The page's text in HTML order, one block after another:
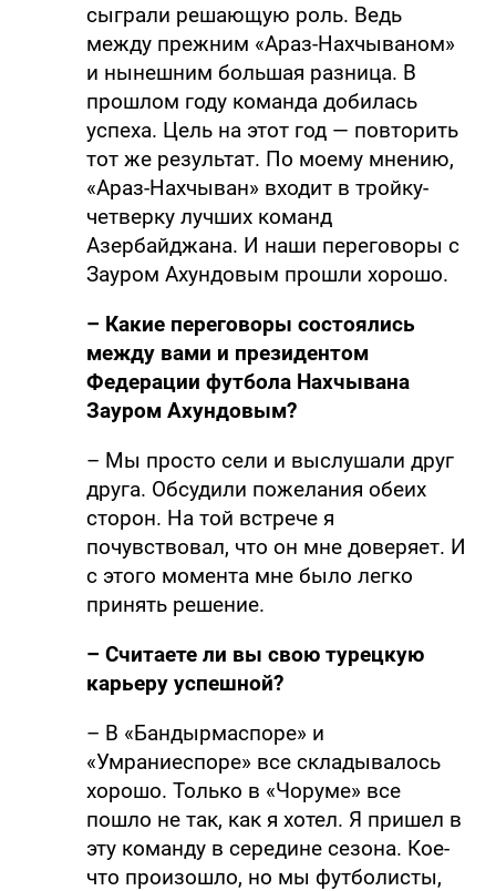
сыграли решающую роль. Ведь
между прежним «Араз-Нахчываном»
и нынешним большая разница. В
прошлом году команда добилась
успеха. Цель на этот год — повторить
тот же результат. По моему мнению,
«Араз-Нахчыван» входит в тройку-
четверку лучших команд
Азербайджана. И наши переговоры с
Зауром Ахундовым прошли хорошо.
– Какие переговоры состоялись
между вами и президентом
Федерации футбола Нахчывана
Зауром Ахундовым?
– Мы просто сели и выслушали друг
друга. Обсудили пожелания обеих
сторон. На той встрече я
почувствовал, что он мне доверяет. И
с этого момента мне было легко
принять решение.
– Считаете ли вы свою турецкую
карьеру успешной?
– В «Бандырмаспоре» и
«Умраниеспоре» все складывалось
хорошо. Только в «Чоруме» все
пошло не так, как я хотел. Я пришел в
эту команду в середине сезона. Кое-
что произошло, но мы футболисты,